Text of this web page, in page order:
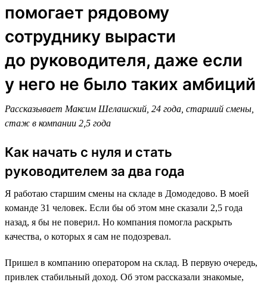
помогает рядовому
сотруднику вырасти
до руководителя, даже если
у него не было таких амбиций
Рассказывает Максим Шелашский, 24 года, старший смены,
стаж в компании 2,5 года
Как начать с нуля и стать
руководителем за два года
Я работаю старшим смены на складе в Домодедово. В моей
команде 31 человек. Если бы об этом мне сказали 2,5 года
назад, я бы не поверил. Но компания помогла раскрыть
качества, о которых я сам не подозревал.
Пришел в компанию оператором на склад. В первую очередь,
привлек стабильный доход. Об этом рассказали знакомые,